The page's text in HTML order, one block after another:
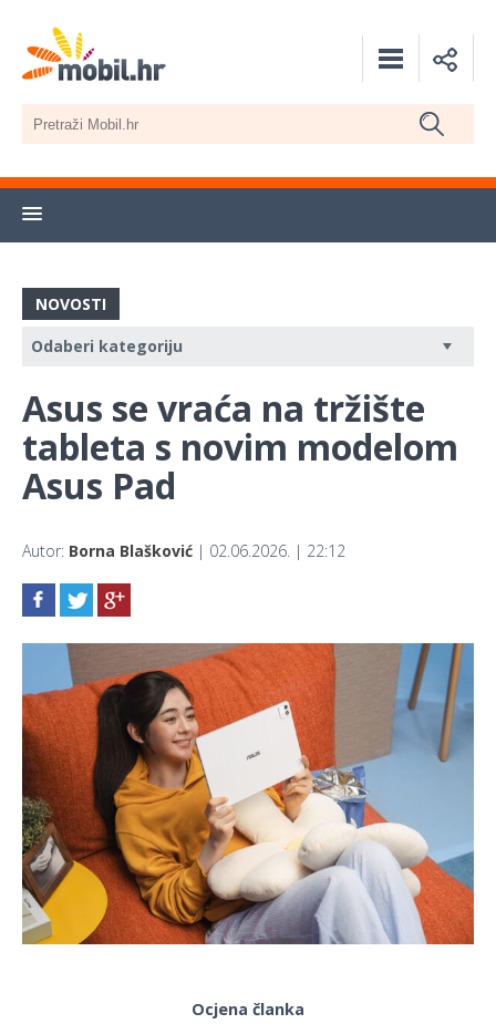
NOVOSTI
Asus se vraća na tržište
tableta s novim modelom
Asus Pad
Autor: Borna Blašković | 02.06.2026. | 22:12
Ocjena članka